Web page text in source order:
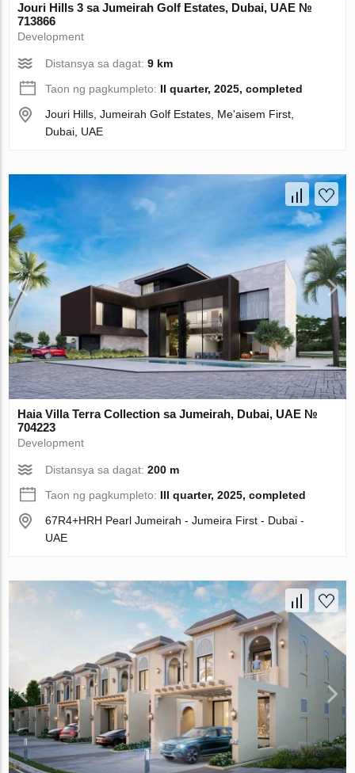
Jouri Hills 3 sa Jumeirah Golf Estates, Dubai, UAE №
713866
Development
Distansya sa dagat:9 km
Taon ng pagkumpleto: II quarter, 2025, completed
Jouri Hills, Jumeirah Golf Estates, Me'aisem First,
Dubai, UAE
Haia Villa Terra Collection sa Jumeirah, Dubai, UAE №
704223
Development
Distansya sa dagat:200 m
Taon ng pagkumpleto: III quarter, 2025, completed
67R4+HRH Pearl Jumeirah - Jumeira First - Dubai -
UAE